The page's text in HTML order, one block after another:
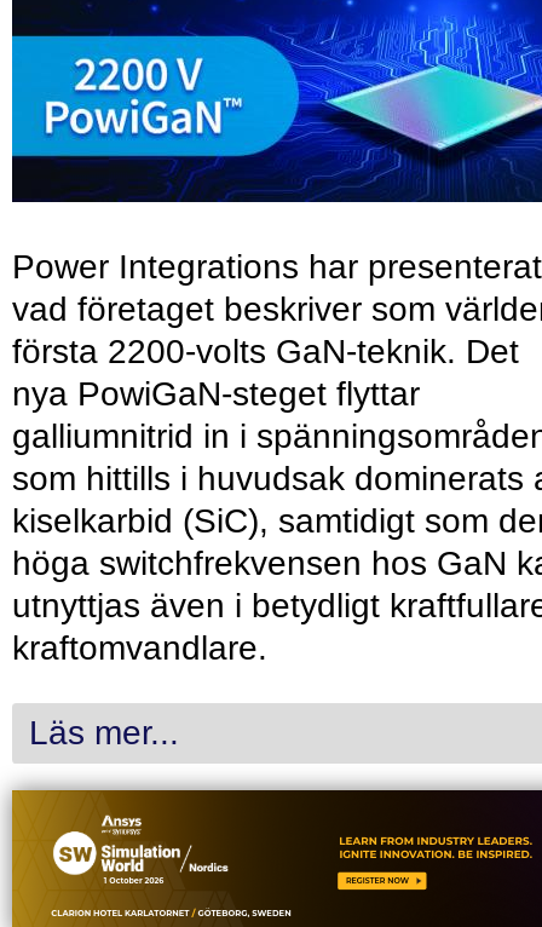
Power Integrations har presenterat
vad företaget beskriver som
första 2200-volts GaN-teknik. Det
nya PowiGaN-steget flyttar
galliumnitrid in i
som hittills i huvudsak dominerats
kiselkarbid (SiC), samtidigt som
höga switchfrekvensen hos GaN
utnyttjas även i betydligt
kraftomvandlare.
Läs mer...